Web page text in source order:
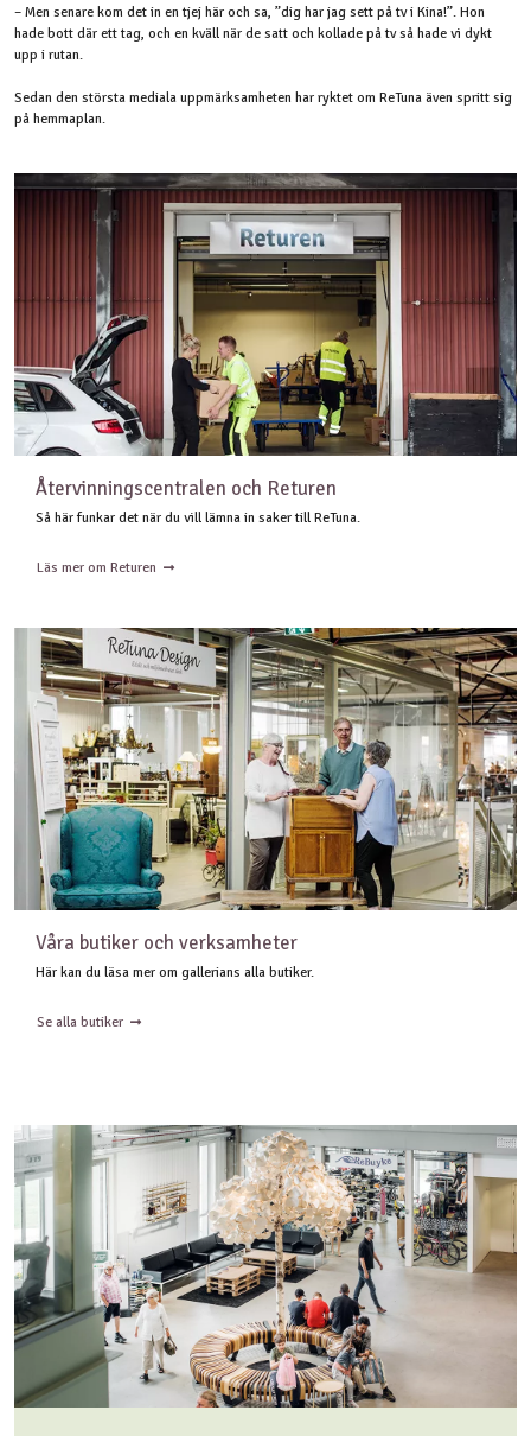
– Men senare kom det in en tjej här och sa, ”dig har jag sett på tv i Kina!”. Hon
hade bott där ett tag, och en kväll när de satt och kollade på tv så hade vi dykt
upp i rutan.
Sedan den största mediala uppmärksamheten har ryktet om ReTuna även spritt sig
på hemmaplan.
Återvinningscentralen och Returen
Så här funkar det när du vill lämna in saker till ReTuna.
Läs mer om Returen
Våra butiker och verksamheter
Här kan du läsa mer om gallerians alla butiker.
Se alla butiker